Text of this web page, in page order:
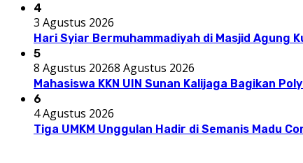
4
3 Agustus 2026
Hari Syiar Bermuhammadiyah di Masjid Agung
5
8 Agustus 20268 Agustus 2026
Mahasiswa KKN UIN Sunan Kalijaga Bagikan
6
4 Agustus 2026
Tiga UMKM Unggulan Hadir di Semanis Madu